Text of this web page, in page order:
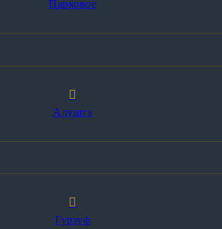
Парковое
Алушта
Гурзуф